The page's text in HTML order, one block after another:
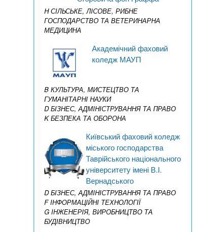
H СІЛЬСЬКЕ, ЛІСОВЕ, РИБНЕ
ГОСПОДАРСТВО ТА ВЕТЕРИНАРНА
МЕДИЦИНА
Академічний фаховий
коледж МАУП
B КУЛЬТУРА, МИСТЕЦТВО ТА
ГУМАНІТАРНІ НАУКИ
D БІЗНЕС, АДМІНІСТРУВАННЯ ТА ПРАВО
K БЕЗПЕКА ТА ОБОРОНА
Київський фаховий коледж
міського господарства
Таврійського національного
університету імені В.І.
Вернадського
D БІЗНЕС, АДМІНІСТРУВАННЯ ТА ПРАВО
F ІНФОРМАЦІЙНІ ТЕХНОЛОГІЇ
G ІНЖЕНЕРІЯ, ВИРОБНИЦТВО ТА
БУДІВНИЦТВО